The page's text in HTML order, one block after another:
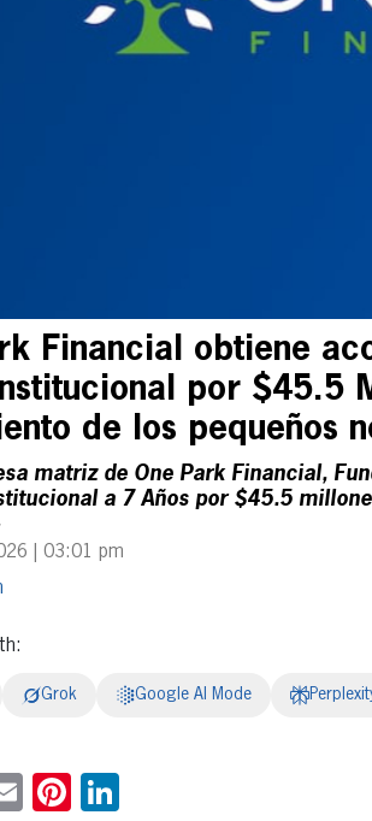
Financial obtiene
por $45.5
de los pequeños
matriz de One Park Financial,
a 7 Años por $45.5
| 03:01 pm
Grok Google AI Mode
EmailPinterest